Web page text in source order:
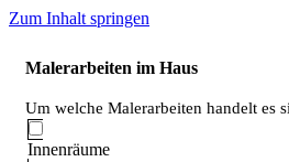
Zum Inhalt springen
Malerarbeiten im Haus
Um welche Malerarbeiten handelt es
Innenräume